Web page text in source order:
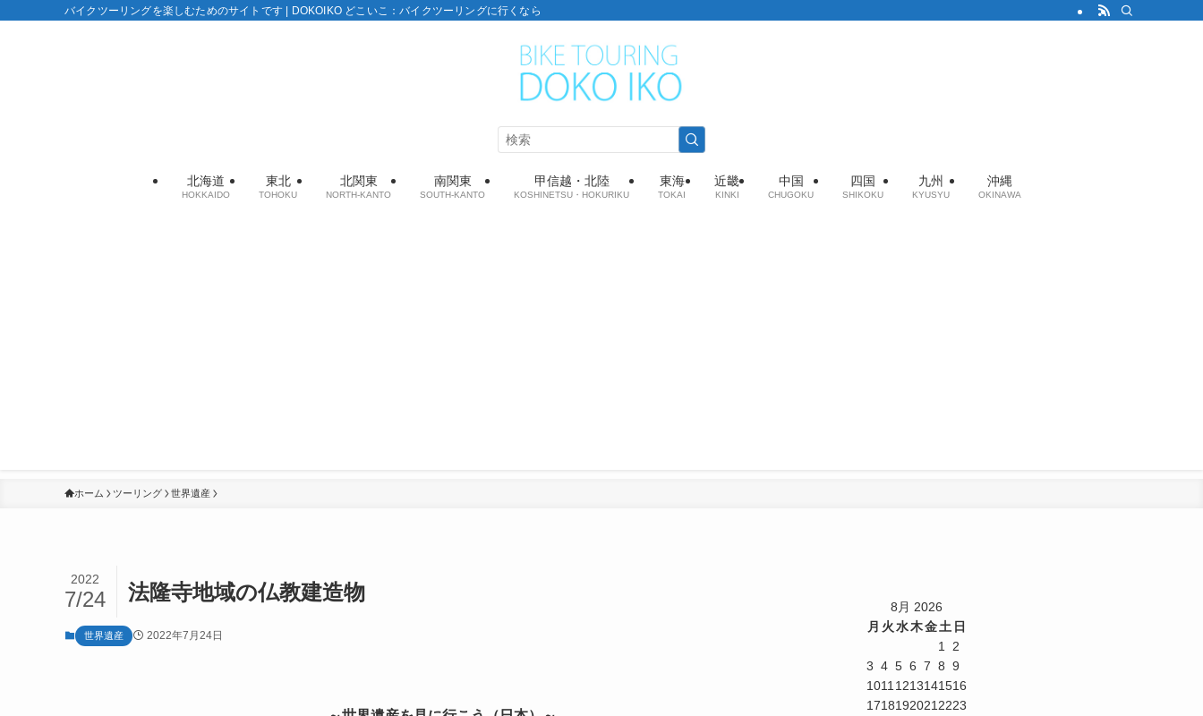
バイクツーリングを楽しむためのサイトです | DOKOIKO どこいこ：バイクツーリングに行くなら
北海道
HOKKAIDO
東北
TOHOKU
北関東
NORTH-KANTO
南関東
SOUTH-KANTO
甲信越・北陸
KOSHINETSU・HOKURIKU
東海
TOKAI
近畿
KINKI
中国
CHUGOKU
四国
SHIKOKU
九州
KYUSYU
沖縄
OKINAWA
ホーム ツーリング 世界遺産
法隆寺地域の仏教建造物
2022
7/24
世界遺産 2022年7月24日
8月 2026
月 火水木金土 日
1
2
3 4 5 6 7 8 9
1011 1213141516
1718192021 2223